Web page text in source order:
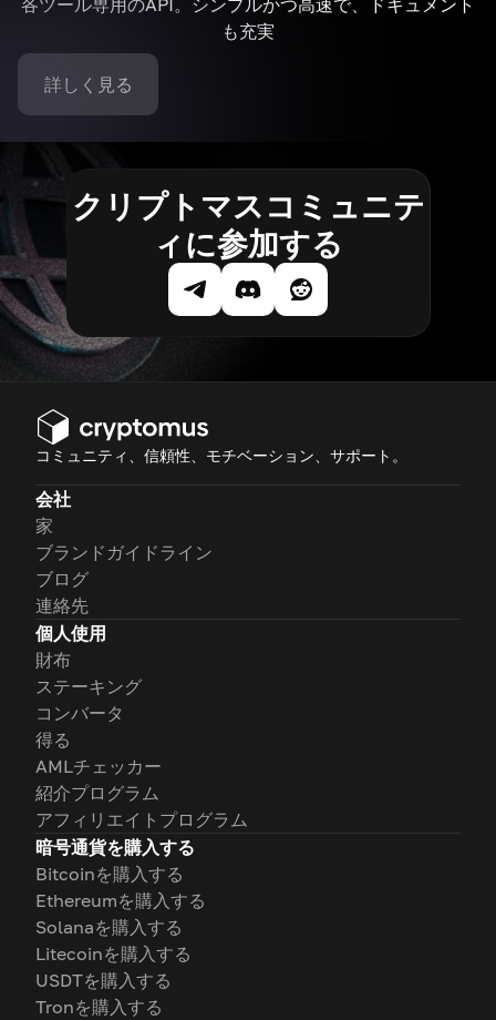
各ツール専用のAPI。シンプルかつ高速で、ドキュメント
も充実
詳しく見る
クリプトマスコミュニテ
ィに参加する
コミュニティ、信頼性、モチベーション、サポート。
会社
家
ブランドガイドライン
ブログ
連絡先
個人使用
財布
ステーキング
コンバータ
得る
AMLチェッカー
紹介プログラム
アフィリエイトプログラム
暗号通貨を購入する
Bitcoinを購入する
Ethereumを購入する
Solanaを購入する
Litecoinを購入する
USDTを購入する
Tronを購入する